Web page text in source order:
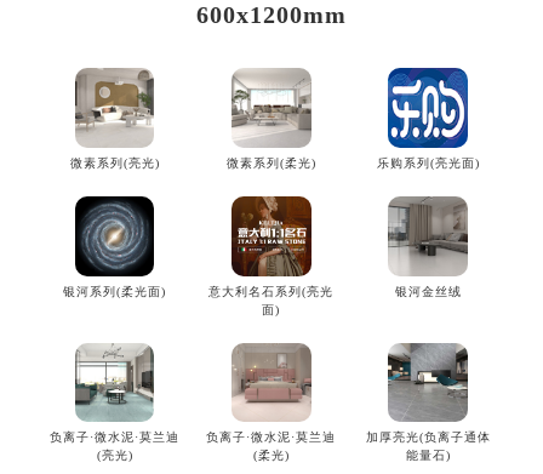
600x1200mm
微素系列(亮光) 微素系列(柔光) 乐购系列(亮光面)
银河系列(柔光面)
意大利名石系列(亮光
面)
银河金丝绒
负离子·微水泥·莫兰迪
(亮光)
负离子·微水泥·莫兰迪
(柔光)
加厚亮光(负离子通体
能量石)